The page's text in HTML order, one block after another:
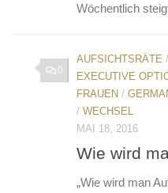
Wöchentlich
0
AUFSICHTSRÄTE /
EXECUTIVE
FRAUEN /
/ WECHSEL
MAI 18, 2016
Wie wird
„Wie wird man